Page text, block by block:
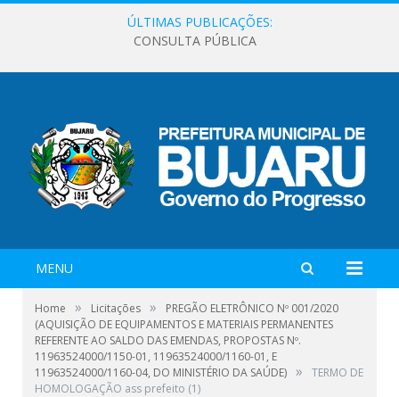
ÚLTIMAS PUBLICAÇÕES:
CONSULTA PÚBLICA
MENU
Home » Licitações »
PREGÃO ELETRÔNICO Nº 001/2020
(AQUISIÇÃO DE EQUIPAMENTOS E MATERIAIS PERMANENTES
REFERENTE AO SALDO DAS EMENDAS, PROPOSTAS Nº.
11963524000/1150-01, 11963524000/1160-01, E
11963524000/1160-04, DO MINISTÉRIO DA SAÚDE) »
TERMO DE
HOMOLOGAÇÃO ass prefeito (1)